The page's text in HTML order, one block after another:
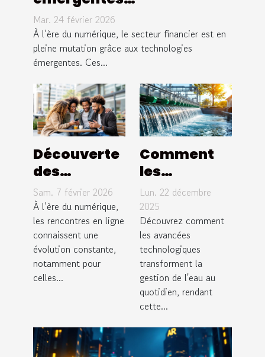
transforment-elles le
secteur financier ?
Mar. 24 février 2026
À l’ère du numérique, le secteur financier est en
pleine mutation grâce aux technologies
émergentes. Ces...
Découverte
des
tendances
actuelles
dans les
rencontres
en ligne non
sérieuses
Sam. 7 février 2026
À l’ère du numérique,
les rencontres en ligne
connaissent une
évolution constante,
notamment pour
celles...
Comment
les
innovations
dans le
traitement
de l'eau
améliorent-
elles votre
quotidien ?
Lun. 22 décembre
2025
Découvrez comment
les avancées
technologiques
transforment la
gestion de l'eau au
quotidien, rendant
cette...